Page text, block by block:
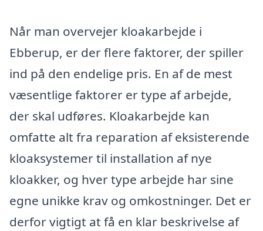
Når man overvejer kloakarbejde i
Ebberup, er der flere faktorer, der spiller
ind på den endelige pris. En af de mest
væsentlige faktorer er type af arbejde,
der skal udføres. Kloakarbejde kan
omfatte alt fra reparation af eksisterende
kloaksystemer til installation af nye
kloakker, og hver type arbejde har sine
egne unikke krav og omkostninger. Det er
derfor vigtigt at få en klar beskrivelse af